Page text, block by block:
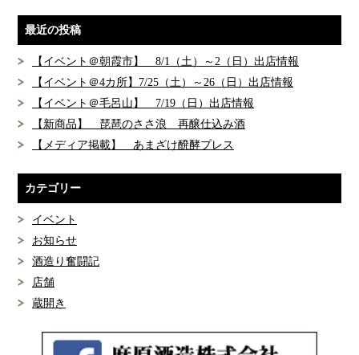
最近の投稿
【イベント＠朝霞市】 8/1（土）～2（日）出店情報
【イベント＠4カ所】7/25（土）～26（日）出店情報
【イベント＠毛呂山】 7/19（日）出店情報
【新商品】 琵琶のささ浪 再醸仕込み酒
【メディア掲載】 あまざけ醗酵プレス
カテゴリー
イベント
お知らせ
酒造り奮闘記
店舗
蔵開き